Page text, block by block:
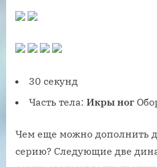
30 секунд
Часть тела: Икры ног
Чем еще можно дополнить
серию? Следующие две